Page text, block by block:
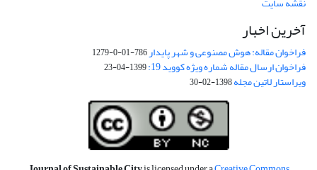
آخرین اخبار
فراخوان مقاله: هوش مصنوعی و شهر پایدار786-01-0-1279
فراخوان ارسال مقاله شماره ویژه کووید 19: 1399-04-23
ویراستار لاتین مجله1398-02-30